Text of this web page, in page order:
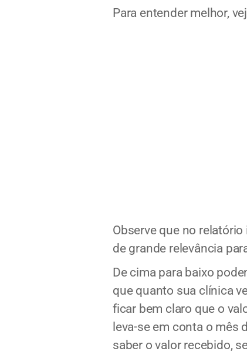
Para entender melhor,
Observe que no
de grande relevância
De cima para baixo
que quanto sua clínica
ficar bem claro que o
leva-se em conta o
saber o valor recebido,